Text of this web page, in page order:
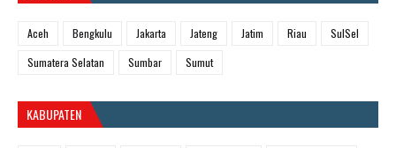
Aceh Bengkulu Jakarta Jateng Jatim Riau
SulSel
Sumatera Selatan
Sumbar Sumut
KABUPATEN